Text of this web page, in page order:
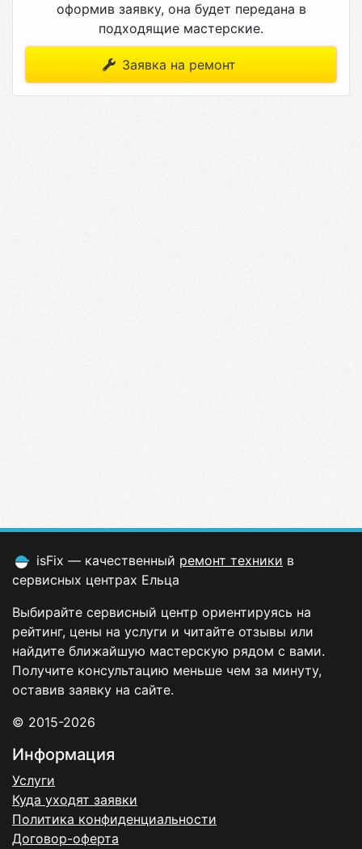
оформив заявку, она будет передана в
подходящие мастерские.
Заявка на ремонт
isFix — качественный ремонт техники в
сервисных центрах Ельца
Выбирайте сервисный центр ориентируясь на
рейтинг, цены на услуги и читайте отзывы или
найдите ближайшую мастерскую рядом с вами.
Получите консультацию меньше чем за минуту,
оставив заявку на сайте.
© 2015-2026
Информация
Услуги
Куда уходят заявки
Политика конфиденциальности
Договор-оферта